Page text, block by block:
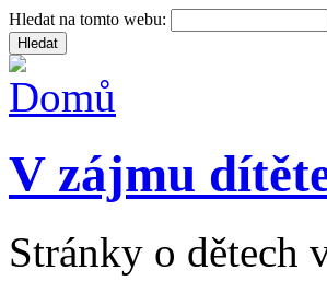
Hledat na tomto webu:
V zájmu
Stránky o dětech